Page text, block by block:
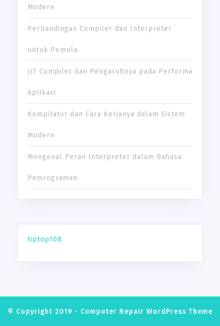
Modern
Perbandingan Compiler dan Interpreter
untuk Pemula
JIT Compiler dan Pengaruhnya pada Performa
Aplikasi
Kompilator dan Cara Kerjanya dalam Sistem
Modern
Mengenal Peran Interpreter dalam Bahasa
Pemrograman
tiptop108
© Copyright 2019 - Computer Repair WordPress Theme